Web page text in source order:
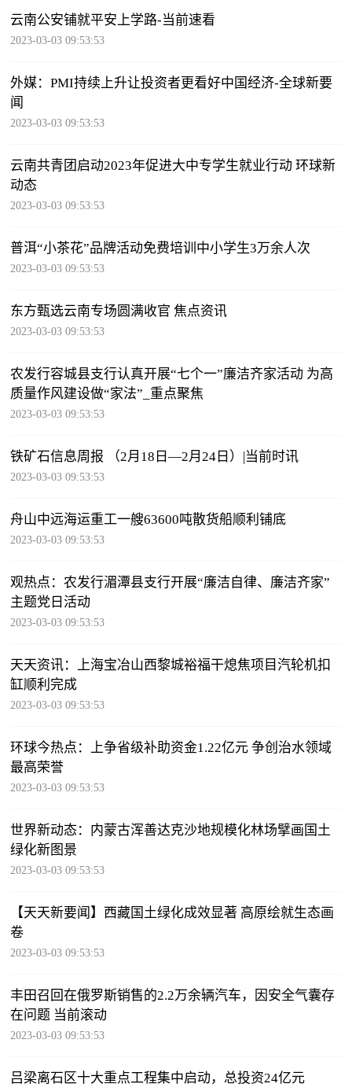
云南公安铺就平安上学路-当前速看
2023-03-03 09:53:53
外媒：PMI持续上升让投资者更看好中国经济-全球新要
闻
2023-03-03 09:53:53
云南共青团启动2023年促进大中专学生就业行动 环球新
动态
2023-03-03 09:53:53
普洱“小茶花”品牌活动免费培训中小学生3万余人次
2023-03-03 09:53:53
东方甄选云南专场圆满收官 焦点资讯
2023-03-03 09:53:53
农发行容城县支行认真开展“七个一”廉洁齐家活动 为高
质量作风建设做“家法”_重点聚焦
2023-03-03 09:53:53
铁矿石信息周报 （2月18日—2月24日）|当前时讯
2023-03-03 09:53:53
舟山中远海运重工一艘63600吨散货船顺利铺底
2023-03-03 09:53:53
观热点：农发行湄潭县支行开展“廉洁自律、廉洁齐家”
主题党日活动
2023-03-03 09:53:53
天天资讯：上海宝冶山西黎城裕福干熄焦项目汽轮机扣
缸顺利完成
2023-03-03 09:53:53
环球今热点：上争省级补助资金1.22亿元 争创治水领域
最高荣誉
2023-03-03 09:53:53
世界新动态：内蒙古浑善达克沙地规模化林场擘画国土
绿化新图景
2023-03-03 09:53:53
【天天新要闻】西藏国土绿化成效显著 高原绘就生态画
卷
2023-03-03 09:53:53
丰田召回在俄罗斯销售的2.2万余辆汽车，因安全气囊存
在问题 当前滚动
2023-03-03 09:53:53
吕梁离石区十大重点工程集中启动，总投资24亿元